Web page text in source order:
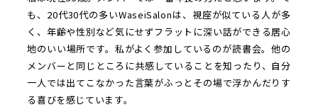
も、20代30代の多いWaseiSalonは、視座が似ている人が多
く、年齢や性別など気にせずフラットに深い話ができる居心
地のいい場所です。私がよく参加しているのが読書会。他の
メンバーと同じところに共感していることを知ったり、自分
一人では出てこなかった言葉がふっとその場で浮かんだりす
る喜びを感じています。